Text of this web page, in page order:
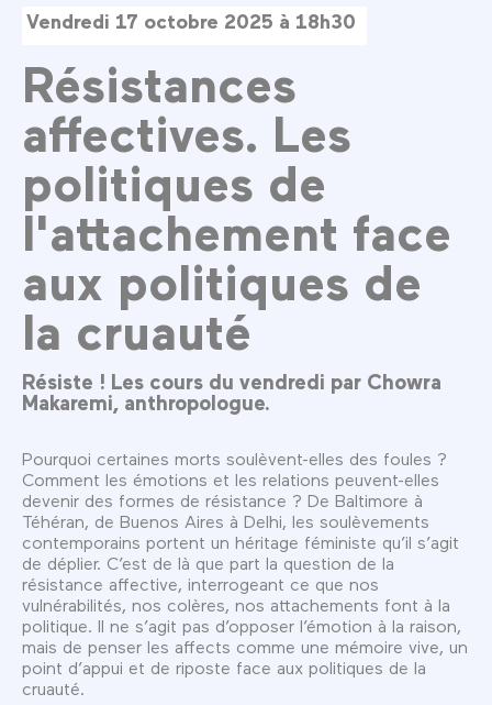
Vendredi 17 octobre 2025 à 18h30
Résistances
affectives. Les
politiques de
l'attachement face
aux politiques de
la cruauté
Résiste ! Les cours du vendredi par Chowra
Makaremi, anthropologue.
Pourquoi certaines morts soulèvent-elles des foules ?
Comment les émotions et les relations peuvent-elles
devenir des formes de résistance ? De Baltimore à
Téhéran, de Buenos Aires à Delhi, les soulèvements
contemporains portent un héritage féministe qu’il s’agit
de déplier. C’est de là que part la question de la
résistance affective, interrogeant ce que nos
vulnérabilités, nos colères, nos attachements font à la
politique. Il ne s’agit pas d’opposer l’émotion à la raison,
mais de penser les affects comme une mémoire vive, un
point d’appui et de riposte face aux politiques de la
cruauté.